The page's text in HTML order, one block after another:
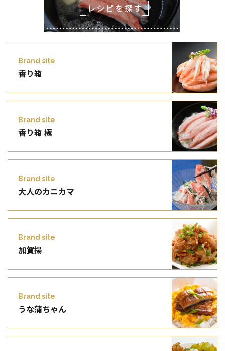
Brand site
香り箱
Brand site
香り箱 極
Brand site
大人のカニカマ
Brand site
加賀揚
Brand site
うな蒲ちゃん